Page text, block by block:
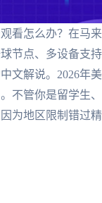
看怎么办？在马
节点、多设备支
文解说。2026年
不管你是留学生
为地区限制错过精